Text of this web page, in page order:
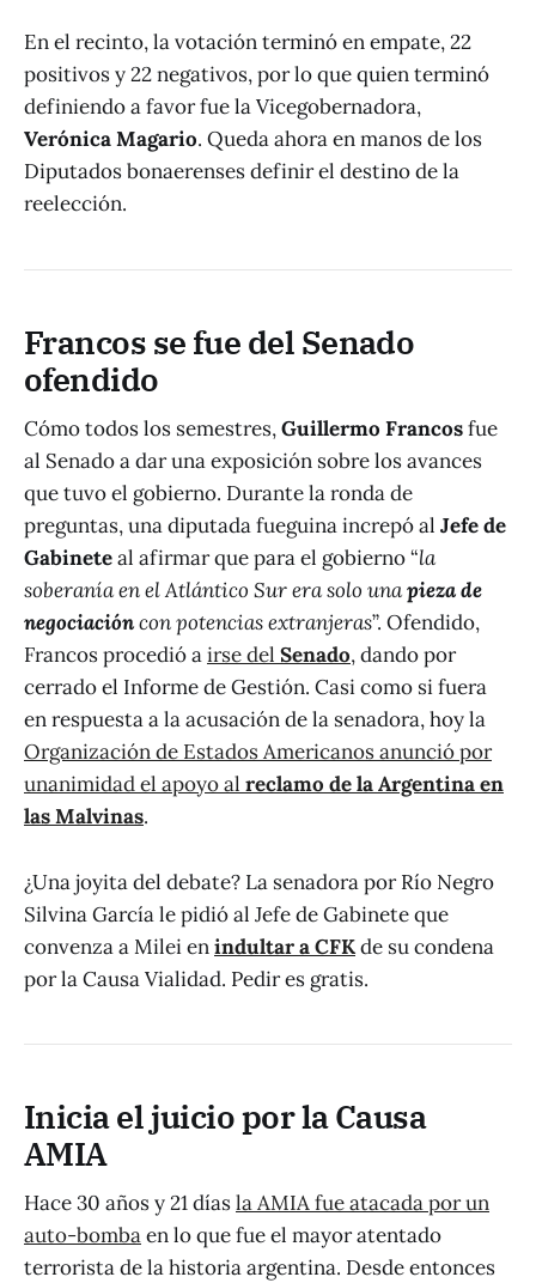
En el recinto, la votación terminó en empate, 22
positivos y 22 negativos, por lo que quien terminó
definiendo a favor fue la Vicegobernadora,
Verónica Magario. Queda ahora en manos de los
Diputados bonaerenses definir el destino de la
reelección.
Francos se fue del Senado
ofendido
Cómo todos los semestres,Guillermo Francosfue
al Senado a dar una exposición sobre los avances
que tuvo el gobierno. Durante la ronda de
preguntas, una diputada fueguina increpó al Jefe de
Gabineteal afirmar que para el gobierno “la
soberanía en el Atlántico Sur era solo unapieza de
negociacióncon potencias extranjeras”. Ofendido,
Francos procedió airse del Senado, dando por
cerrado el Informe de Gestión. Casi como si fuera
en respuesta a la acusación de la senadora, hoy la
Organización de Estados Americanos anunció por
unanimidad el apoyo al reclamo de la Argentina en
las Malvinas.
¿Una joyita del debate? La senadora por Río Negro
Silvina García le pidió al Jefe de Gabinete que
convenza a Milei enindultar a CFKde su condena
por la Causa Vialidad. Pedir es gratis.
Inicia el juicio por la Causa
AMIA
Hace 30 años y 21 díasla AMIA fue atacada por un
auto-bombaen lo que fue el mayor atentado
terrorista de la historia argentina. Desde entonces